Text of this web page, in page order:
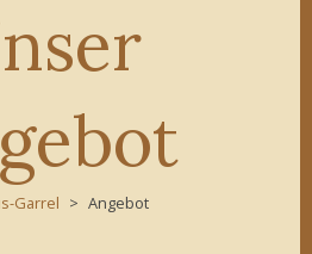
Garrel Angebot